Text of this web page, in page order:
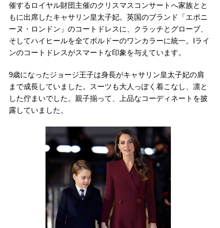
催するロイヤル財団主催のクリスマスコンサートへ家族とと
もに出席したキャサリン皇太子妃。英国のブランド「エポニ
ーヌ・ロンドン」のコートドレスに、クラッチとグローブ、
そしてハイヒールを全てボルドーのワンカラーに統一。Iライ
ンのコートドレスがスマートな印象を与えています。
9歳になったジョージ王子は身長がキャサリン皇太子妃の肩
まで成長していました。スーツも大人っぽく着こなし、凛と
した佇まいでした。親子揃って、上品なコーディネートを披
露していました。